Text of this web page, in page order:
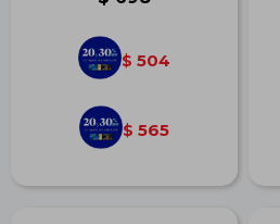
$ 504
$ 565